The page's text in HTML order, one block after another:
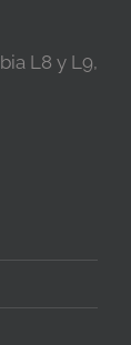
L8 y L9,